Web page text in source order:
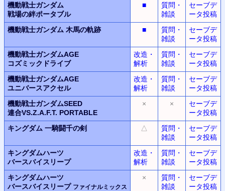
機動戦士ガンダム
戦場の絆ポータブル
■
質問・
雑談
セーブデ
ータ投稿
機動戦士ガンダム 木馬の軌跡 ■
質問・
雑談
セーブデ
ータ投稿
機動戦士ガンダムAGE
コズミックドライブ
改造・
解析
質問・
雑談
セーブデ
ータ投稿
機動戦士ガンダムAGE
ユニバースアクセル
改造・
解析
質問・
雑談
セーブデ
ータ投稿
機動戦士ガンダムSEED
連合VS.Z.A.F.T. PORTABLE
× ×
セーブデ
ータ投稿
キングダム 一騎闘千の剣 △
質問・
雑談
セーブデ
ータ投稿
キングダムハーツ
バースバイスリープ
改造・
解析
質問・
雑談
セーブデ
ータ投稿
キングダムハーツ
バースバイスリープ ファイナルミックス
×
質問・
雑談
セーブデ
ータ投稿